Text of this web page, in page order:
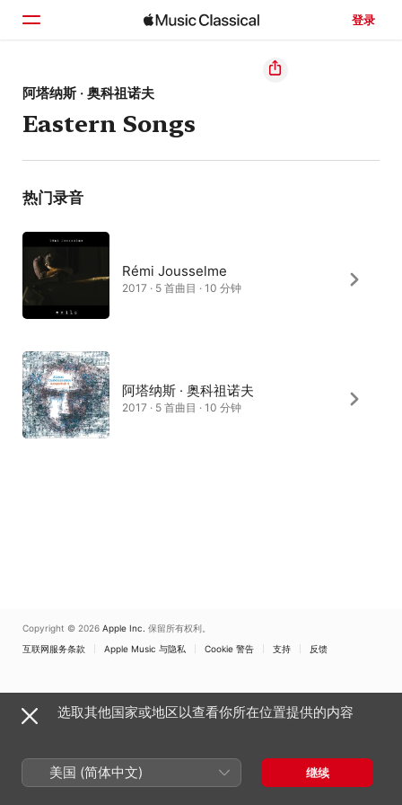
登录
主页
浏览
搜索
阿塔纳斯 · 奥科祖诺夫
Eastern Songs
热门录音
Rémi Jousselme
2017 · 5 首曲目 · 10 分钟
阿塔纳斯 · 奥科祖诺夫
2017 · 5 首曲目 · 10 分钟
Copyright © 2026 Apple Inc. 保留所有权利。
互联网服务条款
Apple Music 与隐私 Cookie 警告 支持 反馈
选取其他国家或地区以查看你所在位置提供的内容
美国 (简体中文) 继续